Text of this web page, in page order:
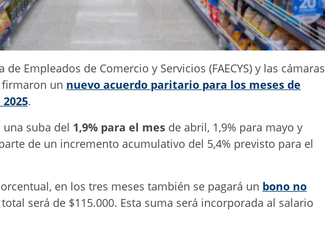
de Empleados de Comercio y Servicios (FAECYS) y las cámaras
un nuevo acuerdo paritario para los meses de
.
suba del 1,9% para el mes de abril, 1,9% para mayo y
de un incremento acumulativo del 5,4% previsto para el
en los tres meses también se pagará un bono no
será de $115.000. Esta suma será incorporada al salario